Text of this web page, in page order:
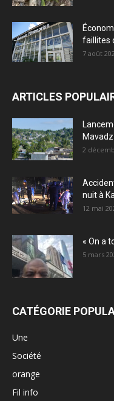
faillites
7 août
ARTICLES
2
nuit à
12 mai
« On a
5 mars
CATÉGORIE
Une
Société
orange
Fil info